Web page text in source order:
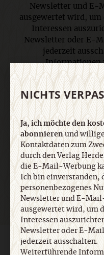
Newsletter und E-
ausgewertet wird, um
Interessen
Newsletter oder E-
jederzeit
Informationen
E-Mail
AGB und Widerrufsbelehrung
NICHTS
Ja, ich möchte den
abonnierenund willige
Kontaktdaten zum
durch den Verlag
die E-Mail-Werbung
Ich bin einverstanden,
personenbezogenes
Newsletter und E-
ausgewertet wird, um
Interessen
Newsletter oder E-
jederzeit ausschalten.
Weiterführende